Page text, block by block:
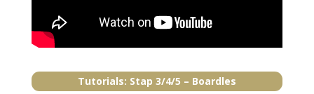
Tutorials: Stap 3/4/5 – Boardles